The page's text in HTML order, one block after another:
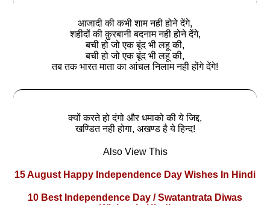
आजादी की कभी शाम नही होने देंगे,
शहीदों की क़ुरबानी बदनाम नही होने देंगे,
बची हो जो एक बूंद भी लहू की,
बची हो जो एक बूंद भी लहू की,
तब तक भारत माता का आंचल निलाम नही होंगे देंगे!
क्यों करते हो दंगो और धमाको की ये जिद्द,
खण्डित नही होगा, अखण्ड है ये हिन्द!
Also View This
15 August Happy Independence Day Wishes In Hindi
10 Best Independence Day / Swatantrata Diwas